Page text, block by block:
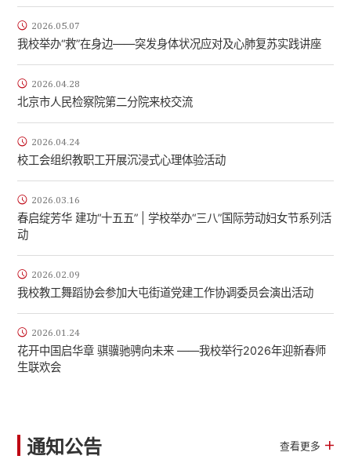
2026.05.07
我校举办“救”在身边——突发身体状况应对及心肺复苏实践讲座
2026.04.28
北京市人民检察院第二分院来校交流
2026.04.24
校工会组织教职工开展沉浸式心理体验活动
2026.03.16
春启绽芳华 建功“十五五” | 学校举办“三八”国际劳动妇女节系列活
动
2026.02.09
我校教工舞蹈协会参加大屯街道党建工作协调委员会演出活动
2026.01.24
花开中国启华章 骐骥驰骋向未来 ——我校举行2026年迎新春师
生联欢会
通知公告 查看更多